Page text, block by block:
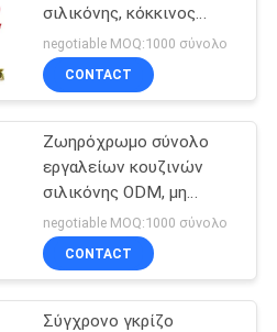
σιλικόνης, κόκκινος
ODM εργαλείων
μαγειρέματος σιλικόνης
διαθέσιμος
negotiable MOQ:1000 σύνολο
CONTACT
Ζωηρόχρωμο σύνολο
εργαλείων κουζινών
σιλικόνης ODM, μη
τοξικά μαγειρεύοντας
εργαλεία σιλικόνης
negotiable MOQ:1000 σύνολο
CONTACT
Σύγχρονο γκρίζο